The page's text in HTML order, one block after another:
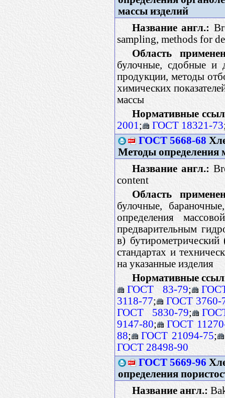
массы изделий
Название англ.:
sampling, methods for
Область
булочные, сдобные и
продукции, методы
химических
массы
Нормативные
2001 ; ГОСТ 18321-73
ГОСТ 5668-68
Методы определения
Название англ.:
content
Область
булочные,
определения
предварительным
в) бутирометрический
стандартах и
на указанные изделия
Нормативные
ГОСТ 83-79;
3118-77;
ГОСТ 3760-
ГОСТ 5830-79;
9147-80;
ГОСТ
88; ГОСТ 21094-75;
ГОСТ 28498-90
ГОСТ 5669-96
определения
Название англ.: